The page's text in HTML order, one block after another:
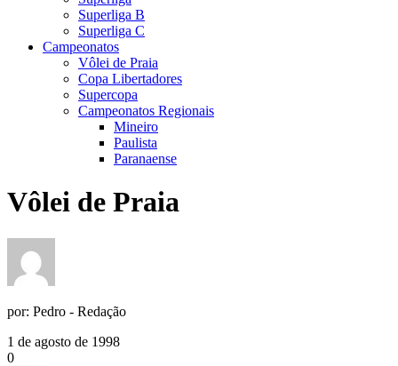
Superliga B
Superliga C
Campeonatos
Vôlei de Praia
Copa Libertadores
Supercopa
Campeonatos Regionais
Mineiro
Paulista
Paranaense
Vôlei de Praia
por: Pedro - Redação
1 de agosto de 1998
0